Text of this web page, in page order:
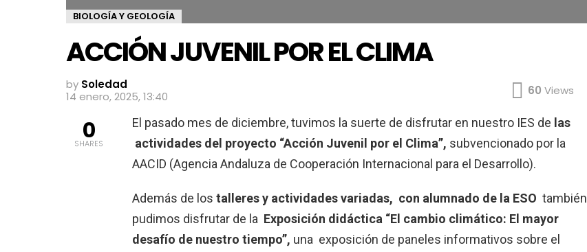
BIOLOGÍA Y GEOLOGÍA
ACCIÓN JUVENIL POR EL CLIMA
by Soledad
14 enero, 2025, 13:40
60 Views
El pasado mes de diciembre, tuvimos la suerte de disfrutar en nuestro IES de las
actividades del proyecto “Acción Juvenil por el Clima”, subvencionado por la
AACID (Agencia Andaluza de Cooperación Internacional para el Desarrollo).
Además de los talleres y actividades variadas, con alumnado de la ESO también
pudimos disfrutar de la Exposición didáctica “El cambio climático: El mayor
desafío de nuestro tiempo”, una exposición de paneles informativos sobre el
0
SHARES